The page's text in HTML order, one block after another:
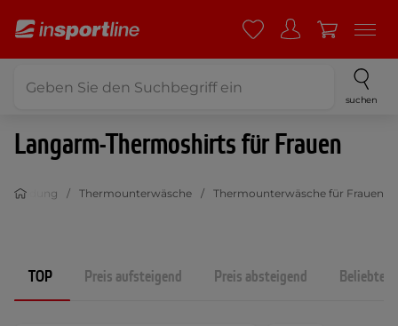
suchen
Langarm-Thermoshirts für Frauen
Thermounterwäsche Thermounterwäsche für Frauen
TOP Preis aufsteigend Preis absteigend